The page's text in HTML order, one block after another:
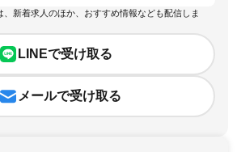
、新着求人のほか、おすすめ情報なども配信しま
LINEで受け取る
メールで受け取る